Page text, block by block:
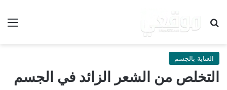
بحث عن
العناية بالجسم
التخلص من الشعر الزائد في الجسم